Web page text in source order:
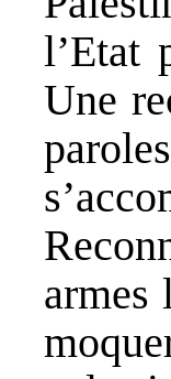
l’Etat
Une
armes